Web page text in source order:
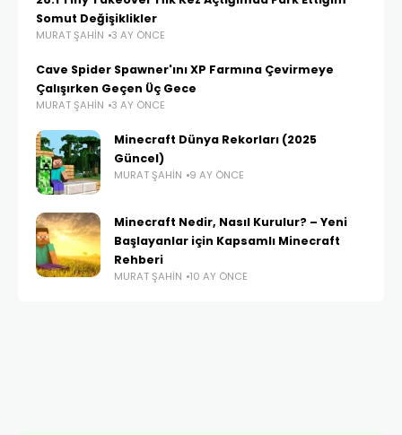
Somut Değişiklikler
MURAT ŞAHIN 3 AY ÖNCE
Cave Spider Spawner'ını XP Farmına Çevirmeye
Çalışırken Geçen Üç Gece
MURAT ŞAHIN 3 AY ÖNCE
Minecraft Dünya Rekorları (2025
Güncel)
MURAT ŞAHIN 9 AY ÖNCE
Minecraft Nedir, Nasıl Kurulur? – Yeni
Başlayanlar için Kapsamlı Minecraft
Rehberi
MURAT ŞAHIN 10 AY ÖNCE